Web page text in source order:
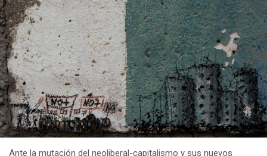
Ante la mutación del neoliberal-capitalismo y sus nuevos